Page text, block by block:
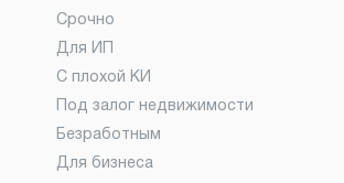
Срочно
Для ИП
С плохой КИ
Под залог недвижимости
Безработным
Для бизнеса